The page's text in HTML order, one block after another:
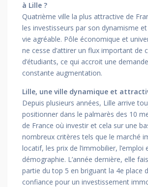
à Lille ?
Quatrième ville la plus attractive de
les investisseurs par son dynamisme
vie agréable. Pôle économique et
ne cesse d’attirer un flux important de
d’étudiants, ce qui accroit une
constante augmentation.
Lille, une ville dynamique et
Depuis plusieurs années, Lille arrive
positionner dans le palmarès des 10
de France où investir et cela sur une
nombreux critères tels que le marché
locatif, les prix de l’immobilier, l’emploi
démographie. L’année dernière, elle
partie du top 5 en briguant la 4e place
confiance pour un investissement